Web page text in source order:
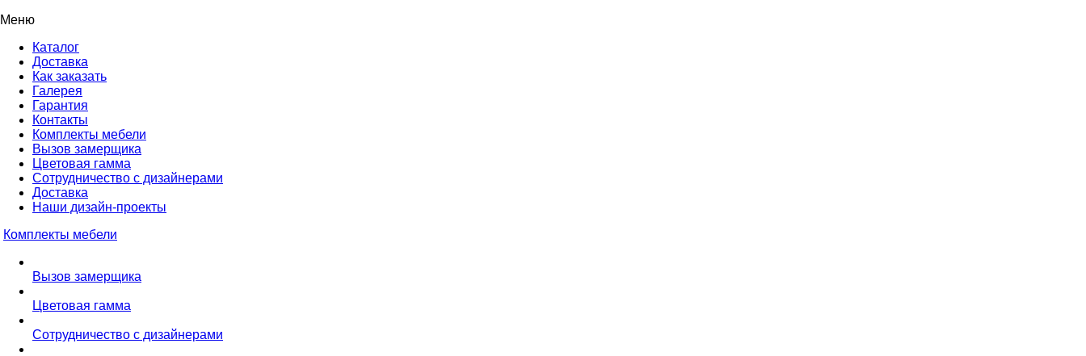
Меню
Каталог
Доставка
Как заказать
Галерея
Гарантия
Контакты
Комплекты мебели
Вызов замерщика
Цветовая гамма
Сотрудничество с дизайнерами
Доставка
Наши дизайн-проекты
Комплекты мебели
Вызов замерщика
Цветовая гамма
Сотрудничество с дизайнерами